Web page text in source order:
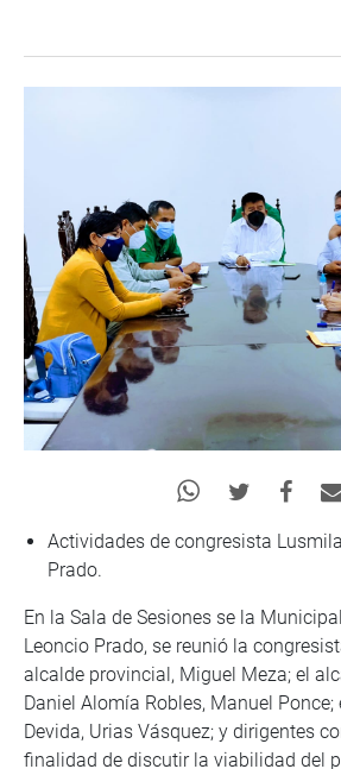
Actividades de congresista
Prado.
En la Sala de Sesiones se la
Leoncio Prado, se reunió la
alcalde provincial, Miguel Meza; el
Daniel Alomía Robles, Manuel Ponce;
Devida, Urias Vásquez; y dirigentes
finalidad de discutir la viabilidad del